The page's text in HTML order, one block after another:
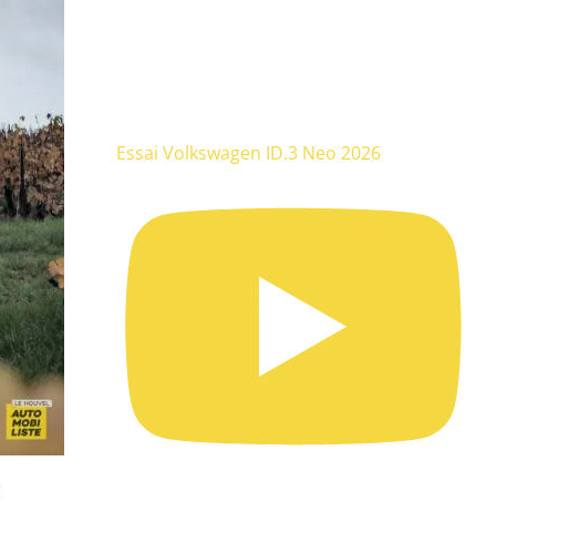
Essai Volkswagen ID.3 Neo 2026